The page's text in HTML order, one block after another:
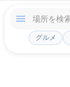
グルメ